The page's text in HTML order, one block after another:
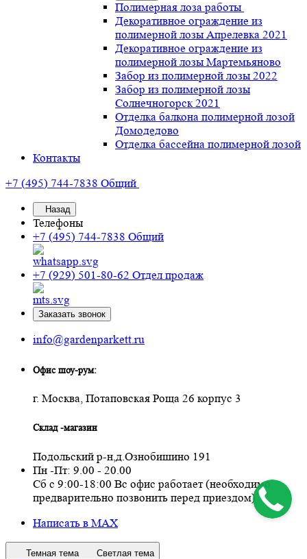
Полимерная лоза работы
Декоративное ограждение из
полимерной лозы Апрелевка 2021
Декоративное ограждение из
полимерной лозы Мартемьяново
Забор из полимерной лозы 2022
Забор из полимерной лозы
Солнечногорск 2021
Отделка балкона полимерной лозой
Домодедово
Отделка бассейна полимерной лозой
Контакты
+7 (495) 744-7838 Общий
Назад
Телефоны
+7 (495) 744-7838 Общий
+7 (929) 501-80-62 Отдел продаж
Заказать звонок
info@gardenparkett.ru
Офис шоу-рум:
г. Москва, Потаповская Роща 26 корпус 3
Склад -магазин
Подольский р-н,д.Ознобишино 191
Пн -Пт: 9.00 - 20.00
Сб с 9:00-18:00 Вс офис работает (необходимо
предварительно позвонить перед приездом)
Написать в MAX
Темная тема Светлая тема